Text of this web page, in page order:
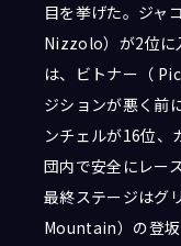
目を挙げた。ジャ
Nizzolo）が2位に
は、ビトナー（
ジションが悪く前
ンチェルが16位、
団内で安全にレー
最終ステージはグ
Mountain）の登坂